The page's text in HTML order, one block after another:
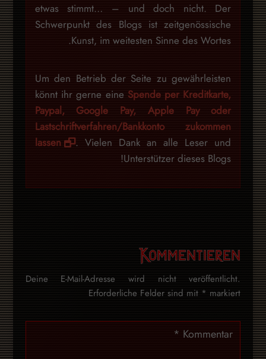
etwas stimmt… – und doch nicht. Der
Schwerpunkt des Blogs ist zeitgenössische
Kunst, im weitesten Sinne des Wortes.
Um den Betrieb der Seite zu gewährleisten
könnt ihr gerne eine Spende per Kreditkarte,
Paypal, Google Pay, Apple Pay oder
Lastschriftverfahren/Bankkonto zukommen
lassen
. Vielen Dank an alle Leser und
Unterstützer dieses Blogs!
Kommentieren
Deine E-Mail-Adresse wird nicht veröffentlicht.
Erforderliche Felder sind mit * markiert